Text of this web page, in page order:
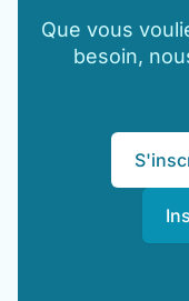
Que vous
besoin,